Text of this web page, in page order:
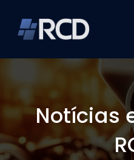
Notícias